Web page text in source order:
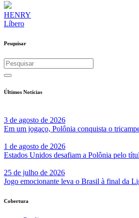
HENRY
Líbero
Pesquisar
Últimos Notícias
3 de agosto de 2026
Em um jogaço, Polônia conquista o
1 de agosto de 2026
Estados Unidos desafiam a Polônia pelo
25 de julho de 2026
Jogo emocionante leva o Brasil à final da
Cobertura